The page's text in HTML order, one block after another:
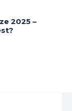
2025 –